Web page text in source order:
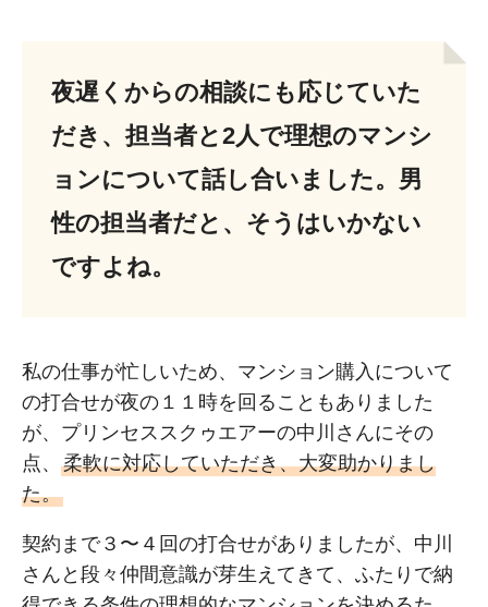
夜遅くからの相談にも応じていた
だき、担当者と2人で理想のマンシ
ョンについて話し合いました。男
性の担当者だと、そうはいかない
ですよね。
私の仕事が忙しいため、マンション購入について
の打合せが夜の１１時を回ることもありました
が、プリンセススクゥエアーの中川さんにその
点、 柔軟に対応していただき、大変助かりまし
た。
契約まで３〜４回の打合せがありましたが、中川
さんと段々仲間意識が芽生えてきて、ふたりで納